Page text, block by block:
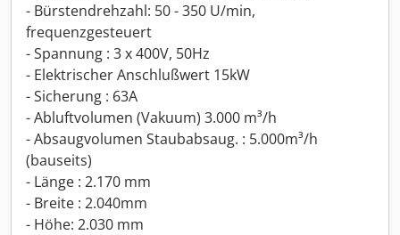
- Bürstendrehzahl: 50 - 350 U/min,
frequenzgesteuert
- Spannung : 3 x 400V, 50Hz
- Elektrischer Anschlußwert 15kW
- Sicherung : 63A
- Abluftvolumen (Vakuum) 3.000 m³/h
- Absaugvolumen Staubabsaug. : 5.000m³/h
(bauseits)
- Länge : 2.170 mm
- Breite : 2.040mm
- Höhe: 2.030 mm